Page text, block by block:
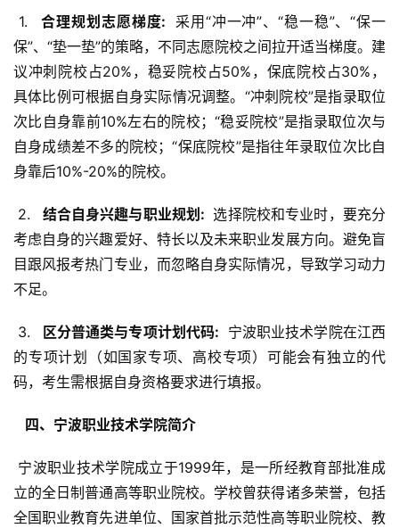
1.
  合理规划志愿梯度:
采用“冲一冲”、“稳一稳”、“保一
保”、“垫一垫”的策略，不同志愿院校之间拉开适当梯度。建
议冲刺院校占20%，稳妥院校占50%，保底院校占30%，
具体比例可根据自身实际情况调整。“冲刺院校”是指录取位
次比自身靠前10%左右的院校；“稳妥院校”是指录取位次与
自身成绩差不多的院校；“保底院校”是指往年录取位次比自
身靠后10%-20%的院校。
2.
  结合自身兴趣与职业规划:
选择院校和专业时，要充分
考虑自身的兴趣爱好、特长以及未来职业发展方向。避免盲
目跟风报考热门专业，而忽略自身实际情况，导致学习动力
不足。
3.
  区分普通类与专项计划代码:
宁波职业技术学院在江西
的专项计划（如国家专项、高校专项）可能会有独立的代
码，考生需根据自身资格要求进行填报。
  四、宁波职业技术学院简介
立的全日制普通高等职业院校。学校曾获得诸多荣誉，包括
全国职业教育先进单位、国家首批示范性高等职业院校、教